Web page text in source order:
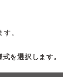
。
を選択します。